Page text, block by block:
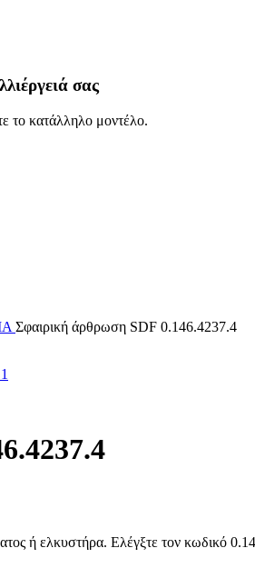
σας
το κατάλληλο μοντέλο.
Σφαιρική άρθρωση SDF 0.146.4237.4
ή ελκυστήρα. Ελέγξτε τον κωδικό